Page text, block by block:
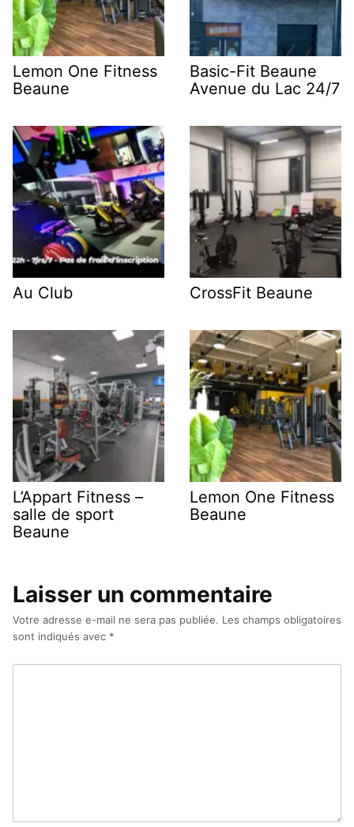
Lemon One Fitness
Beaune
Basic-Fit Beaune
Avenue du Lac 24/7
Au Club CrossFit Beaune
L’Appart Fitness –
salle de sport
Beaune
Lemon One Fitness
Beaune
Laisser un commentaire
Votre adresse e-mail ne sera pas publiée. Les champs obligatoires
sont indiqués avec *